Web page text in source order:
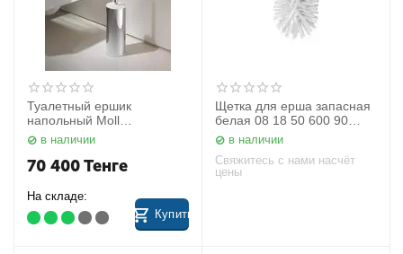
Туалетный ершик
напольный Moll
04969010100 Keuco
в наличии
70 400Тенге
На складе:
Купить
Щетка для ерша запасная
белая 08 18 50 600 90
Dornbracht
в наличии
Свяжитесь с нами насчёт
цены